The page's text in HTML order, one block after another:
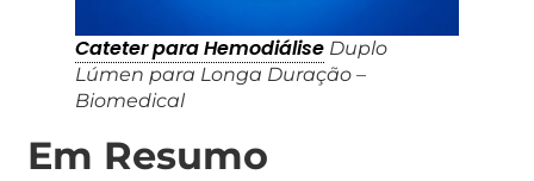
Cateter para Hemodiálise Duplo
Lúmen para Longa Duração –
Biomedical
Em Resumo